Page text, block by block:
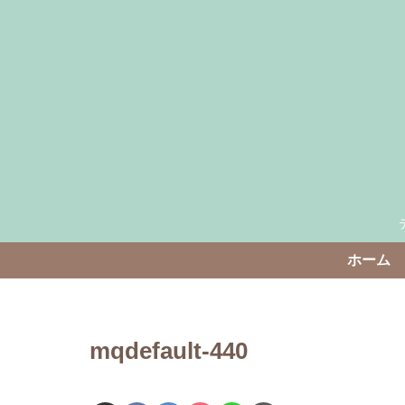
ホーム
mqdefault-440